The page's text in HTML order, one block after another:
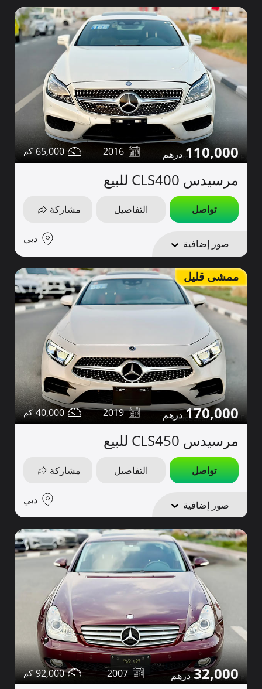
110,000
2016
65,000
مرسيدس CLS400 للبيع
تواصل التفاصيل مشاركة
صور إضافية دبي
ممشى قليل
170,000
2019
40,000
مرسيدس CLS450 للبيع
تواصل التفاصيل مشاركة
صور إضافية دبي
32,000
2007
92,000